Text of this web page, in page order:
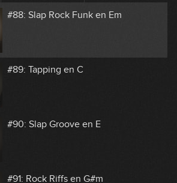
#88: Slap Rock Funk en Em
#89: Tapping en C
#90: Slap Groove en E
#91: Rock Riffs en G#m